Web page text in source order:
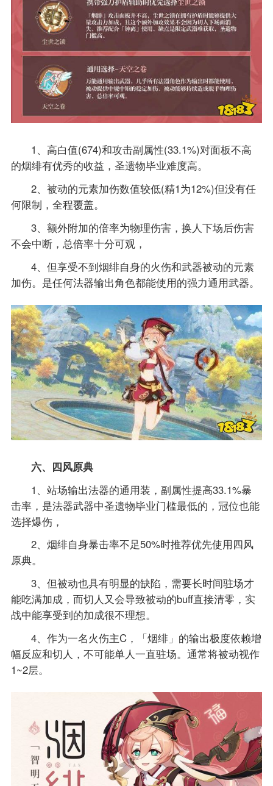
1、高白值(674)和攻击副属性(33.1%)对面板不高
的烟绯有优秀的收益，圣遗物毕业难度高。
2、被动的元素加伤数值较低(精1为12%)但没有任
何限制，全程覆盖。
3、额外附加的倍率为物理伤害，换人下场后伤害
不会中断，总倍率十分可观，
4、但享受不到烟绯自身的火伤和武器被动的元素
加伤。是任何法器输出角色都能使用的强力通用武器。
六、四风原典
1、站场输出法器的通用装，副属性提高33.1%暴
击率，是法器武器中圣遗物毕业门槛最低的，冠位也能
选择爆伤，
2、烟绯自身暴击率不足50%时推荐优先使用四风
原典。
3、但被动也具有明显的缺陷，需要长时间驻场才
能吃满加成，而切人又会导致被动的buff直接清零，实
战中能享受到的加成很不理想。
4、作为一名火伤主C，「烟绯」的输出极度依赖增
幅反应和切人，不可能单人一直驻场。通常将被动视作
1~2层。